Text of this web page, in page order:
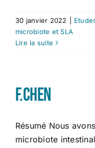
30 janvier 2022
microbiote et SLA
Lire la suite
F.Chen
Résumé Nous
microbiote